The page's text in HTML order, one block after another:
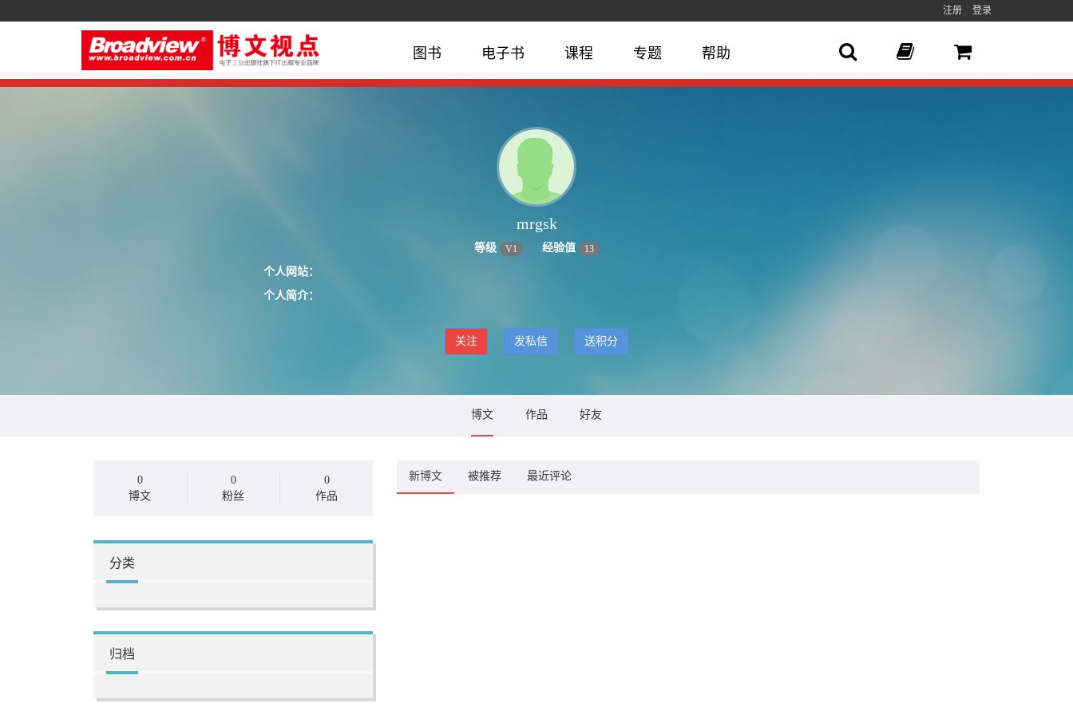
注册 登录
图书 电子书 课程 专题 帮助
mrgsk
等级 V1 经验值 13
个人网站：
个人简介：
关注 发私信 送积分
博文 作品 好友
0
博文
0
粉丝
0
作品
分类
归档
新博文 被推荐 最近评论